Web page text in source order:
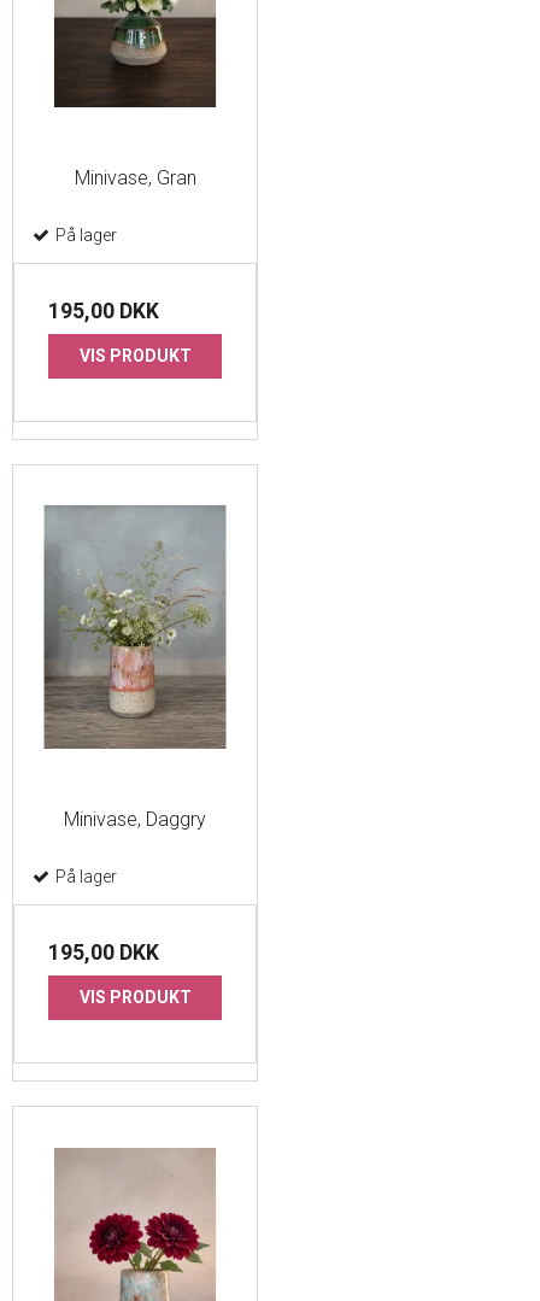
Minivase, Gran
På lager
195,00 DKK
VIS PRODUKT
Minivase, Daggry
På lager
195,00 DKK
VIS PRODUKT